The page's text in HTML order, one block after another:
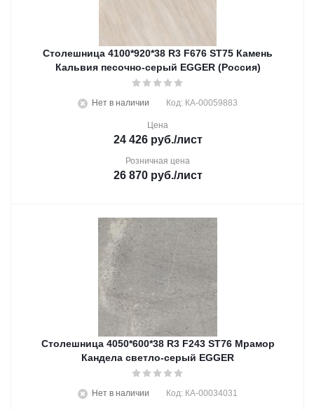
Столешница 4100*920*38 R3 F676 ST75 Камень
Кальвия песочно-серый EGGER (Россия)
Нет в наличии Код: КА-00059883
Цена
24 426руб./лист
Розничная цена
26 870руб./лист
Столешница 4050*600*38 R3 F243 ST76 Мрамор
Кандела светло-серый EGGER
Нет в наличии Код: КА-00034031